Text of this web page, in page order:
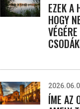
EZEK A
HOGY
ÍME AZ